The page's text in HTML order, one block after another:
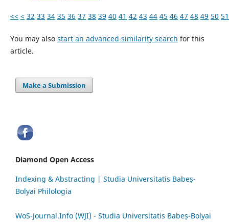
<< < 32 33 34 35 36 37 38 39 40 41 42 43 44 45 46 47 48 49 50 51
You may also start an advanced similarity search for this
article.
Make a Submission
Diamond Open Access
Indexing & Abstracting | Studia Universitatis Babeș-
Bolyai Philologia
WoS-Journal.Info (WJI) - Studia Universitatis Babeș-Bolyai